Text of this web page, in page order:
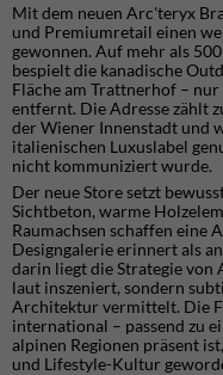
Mit dem neuen Arc'teryx
und Premiumretail einen
gewonnen. Auf mehr als
bespielt die kanadische
Fläche am Trattnerhof –
entfernt. Die Adresse zählt
der Wiener Innenstadt und
italienischen Luxuslabel
nicht kommuniziert wurde.
Der neue Store setzt
Sichtbeton, warme
Raumachsen schaffen eine
Designgalerie erinnert als
darin liegt die Strategie
laut inszeniert, sondern
Architektur vermittelt. Die
international – passend zu
alpinen Regionen präsent
und Lifestyle-Kultur